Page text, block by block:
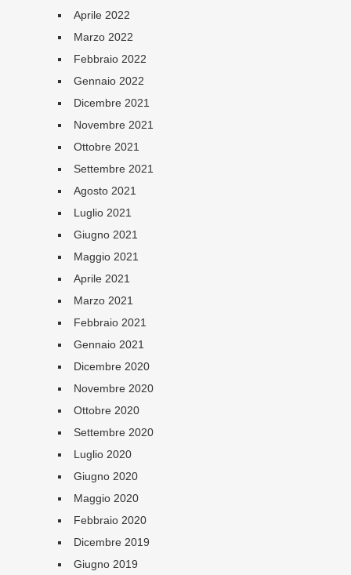
Aprile 2022
Marzo 2022
Febbraio 2022
Gennaio 2022
Dicembre 2021
Novembre 2021
Ottobre 2021
Settembre 2021
Agosto 2021
Luglio 2021
Giugno 2021
Maggio 2021
Aprile 2021
Marzo 2021
Febbraio 2021
Gennaio 2021
Dicembre 2020
Novembre 2020
Ottobre 2020
Settembre 2020
Luglio 2020
Giugno 2020
Maggio 2020
Febbraio 2020
Dicembre 2019
Giugno 2019